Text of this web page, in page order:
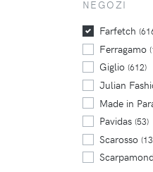
Versace
NEGOZI
Farfetch
Ferragamo
Giglio (612)
Julian
Made in
Pavidas (53)
Scarosso